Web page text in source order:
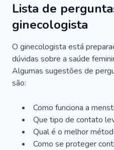
Lista de
ginecologista
O ginecologista está
dúvidas sobre a saúde
Algumas sugestões de
são:
Como funciona a
Que tipo de contato
Qual é o melhor
Como se proteger